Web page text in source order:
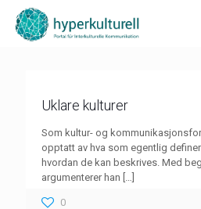
Uklare kulturer
Som kultur- og
opptatt av hva som egentlig
hvordan de kan beskrives. Med
argumenterer han […]
0